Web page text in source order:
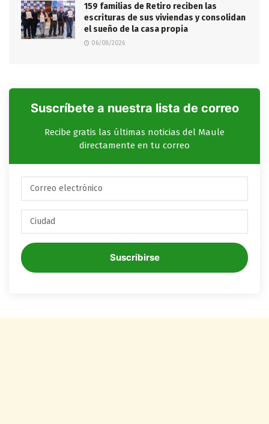
159 familias de Retiro reciben las
escrituras de sus viviendas y consolidan
el sueño de la casa propia
06/08/2026
Suscríbete a nuestra lista de correo
Recibe gratis las últimas noticias del Maule
directamente en tu correo
Suscribirse